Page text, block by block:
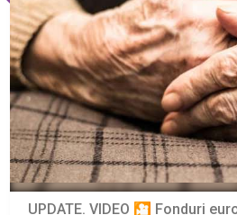
UPDATE. VIDEO 🎦 Fonduri